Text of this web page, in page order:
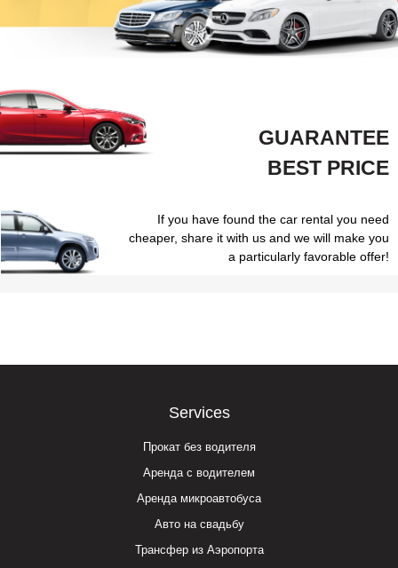
GUARANTEE
BEST PRICE
If you have found the car rental you need
cheaper, share it with us and we will make you
a particularly favorable offer!
Services
Прокат без водителя
Аренда с водителем
Аренда микроавтобуса
Авто на свадьбу
Трансфер из Аэропорта